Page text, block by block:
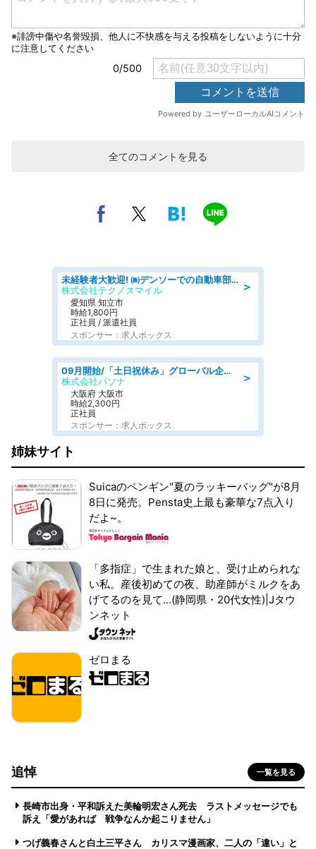
全てのコメントを見る
＞
未経験者大歓迎! ㈱デンソーでの自動車部品の組立作業 denso aichi
株式会社テクノスマイル
愛知県 知立市
時給1,800円
正社員 / 派遣社員
スポンサー：求人ボックス
＞
09月開始/「土日祝休み」グローバル企業での産業保健のお仕事/保健師/高時給/残業なし/服装自由
株式会社パソナ
大阪府 大阪市
時給2,300円
正社員
スポンサー：求人ボックス
姉妹サイト
Suicaのペンギン"夏のラッキーバッグ"が8月
8日に発売。Pensta史上最も豪華な7点入り
だよ~。
「多指症」で生まれた娘と、受け止められな
い私。産後初めての夜、助産師がミルクをあ
げてるのを見て...(静岡県・20代女性)|Jタウ
ンネット
ゼロまる
追悼 一覧を見る
長崎市出身・平和訴えた美輪明宏さん死去 ラストメッセージでも
訴え「愛があれば 戦争なんか起こりません」
つげ義春さんと白土三平さん カリスマ漫画家、二人の「違い」と